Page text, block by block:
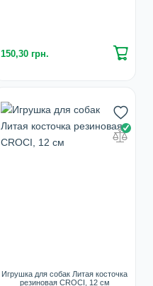
150,30 грн.
Игрушка для собак Литая косточка
резиновая CROCI, 12 см